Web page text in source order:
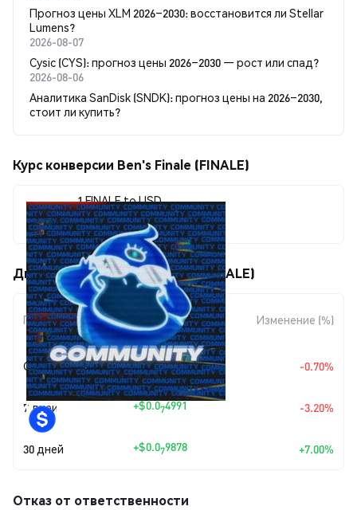
Прогноз цены XLM 2026–2030: восстановится ли Stellar
Lumens?
2026-08-07
Cysic (CYS): прогноз цены 2026–2030 — рост или спад?
2026-08-06
Аналитика SanDisk (SNDK): прогноз цены на 2026–2030,
стоит ли купить?
Курс конверсии Ben's Finale (FINALE)
1 FINALE to USD
$0.00000151
Движения цены Ben's Finale (FINALE)
Период
Изменение
суммы
Изменение (%)
Сегодня +$0.071064 -0.70%
7 дней +$0.074991 -3.20%
30 дней +$0.079878 +7.00%
Отказ от ответственности